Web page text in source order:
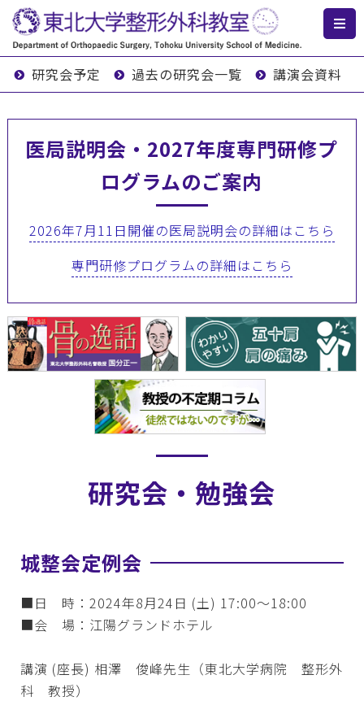
研究会予定 過去の研究会一覧 講演会資料
医局説明会・2027年度専門研修プ
ログラムのご案内
2026年7月11日開催の医局説明会の詳細はこちら
専門研修プログラムの詳細はこちら
研究会・勉強会
城整会定例会
■日 時：2024年8月24日 (土) 17:00～18:00
■会 場：江陽グランドホテル
講演 (座長) 相澤 俊峰先生（東北大学病院 整形外
科 教授）